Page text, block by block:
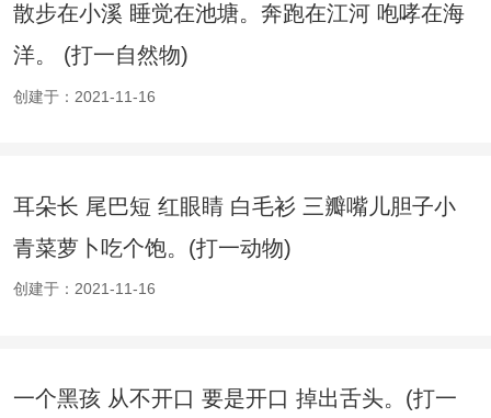
散步在小溪 睡觉在池塘。奔跑在江河 咆哮在海
洋。 (打一自然物)
创建于：2021-11-16
耳朵长 尾巴短 红眼睛 白毛衫 三瓣嘴儿胆子小
青菜萝卜吃个饱。(打一动物)
创建于：2021-11-16
一个黑孩 从不开口 要是开口 掉出舌头。(打一